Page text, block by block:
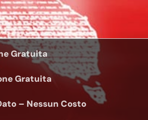
Gratuita
Gratuita
– Nessun Costo